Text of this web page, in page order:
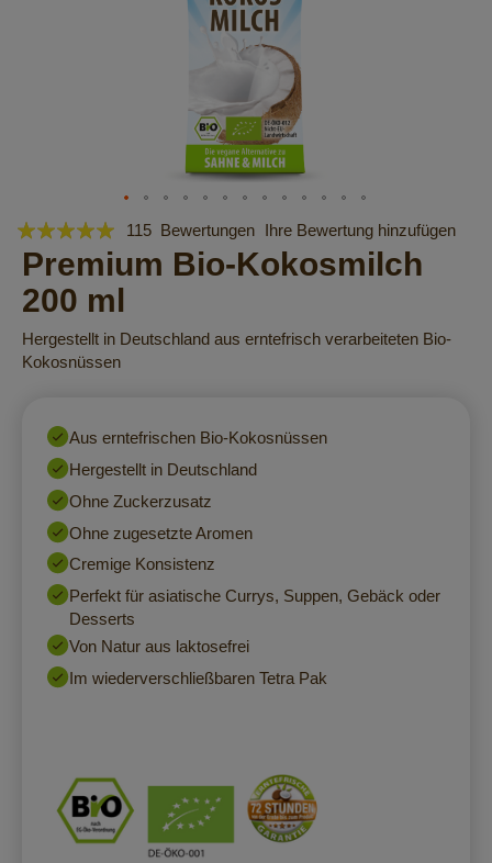
Zum
Anfang
der
Bildergalerie
springen
Bewertung:
97
% of100
115 Bewertungen Ihre Bewertung hinzufügen
Premium Bio-Kokosmilch
200 ml
Hergestellt in Deutschland aus erntefrisch verarbeiteten Bio-
Kokosnüssen
Aus erntefrischen Bio-Kokosnüssen
Hergestellt in Deutschland
Ohne Zuckerzusatz
Ohne zugesetzte Aromen
Cremige Konsistenz
Perfekt für asiatische Currys, Suppen, Gebäck oder
Desserts
Von Natur aus laktosefrei
Im wiederverschließbaren Tetra Pak